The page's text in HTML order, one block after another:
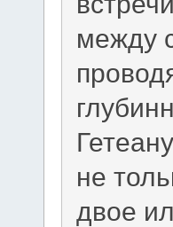
между
не
двое